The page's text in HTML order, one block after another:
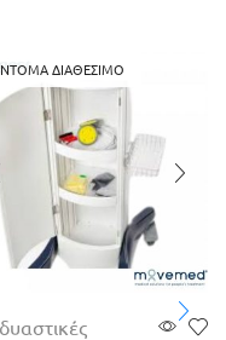
ΔΙΑΘΈΣΙΜΟ